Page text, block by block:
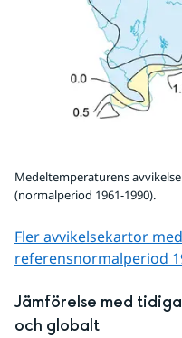
Medeltemperaturens
(normalperiod 1961-1990).
Fler avvikelsekartor
referens­normalperiod
Jämförelse med
och globalt